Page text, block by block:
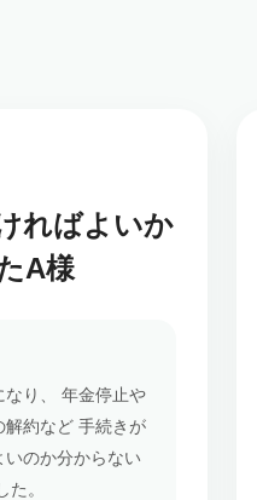
ればよいか
A様
なり、 年金停止や
約など 手続きが
のか分からない
。